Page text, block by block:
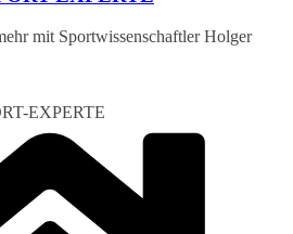
mit Sportwissenschaftler Holger